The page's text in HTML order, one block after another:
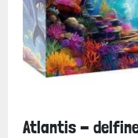
Atlantis -